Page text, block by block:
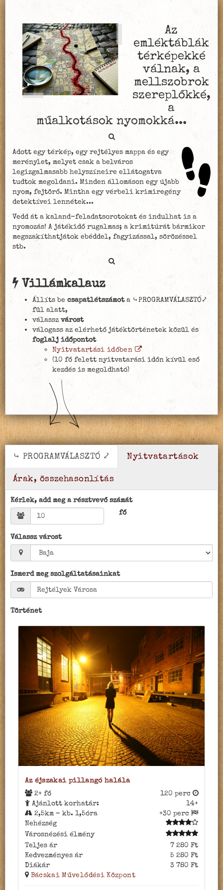
Az
emléktáblák
térképekké
válnak, a
mellszobrok
szereplőkké,
a
műalkotások nyomokká...
Adott egy térkép, egy rejtélyes mappa és egy
merénylet, melyet csak a belváros
legizgalmasabb helyszíneire ellátogatva
tudtok megoldani. Minden állomáson egy újabb
nyom, fejtörő. Mintha egy vérbeli krimiregény
detektívei lennétek...
Vedd át a kaland-feladatsorotokat és indulhat is a
nyomozás! A játékidő rugalmas; a krimitúrát bármikor
megszakíthatjátok ebéddel, fagyizással, sörözéssel
stb.
Villámkalauz
Állíts be csapatlétszámota ⤷PROGRAMVÁLASZTÓ⤦
fül alatt,
válassz várost
válogass az elérhető játéktörténetek közül és
foglalj időpontot
Nyitvatartási időben
(10 fő felett nyitvatarási időn kívül eső
kezdés is megoldható)
⤷ PROGRAMVÁLASZTÓ ⤦ Nyitvatartások
Árak, összehasonlítás
Kérlek, add meg a résztvevő számát
fő
Válassz várost
Ismerd meg szolgáltatásainkat
Történet
Az éjszakai pillangó halála
2+ fő
120 perc
Ajánlott korhatár:
14+
2,5km – kb. 1,5óra
+30 perc
Nehézség
Városnézési élmény
Teljes ár
7 280 Ft
Kedvezményes ár
5 280 Ft
Diákár
3 780 Ft
Bácskai Művelődési Központ